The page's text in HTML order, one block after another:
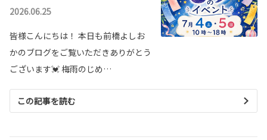
2026.06.25
皆様こんにちは！ 本日も前橋よしお
かのブログをご覧いただきありがとう
ございます💓 梅雨のじめ…
この記事を読む